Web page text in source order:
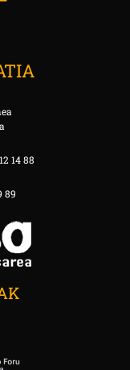
14 88
89